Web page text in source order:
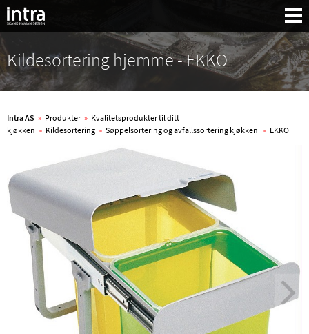
Kildesortering hjemme - EKKO
Intra AS » Produkter » Kvalitetsprodukter til ditt
kjøkken » Kildesortering » Søppelsortering og avfallssortering kjøkken » EKKO